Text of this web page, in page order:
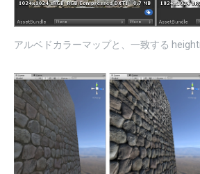
アルベドカラーマップと、一致する